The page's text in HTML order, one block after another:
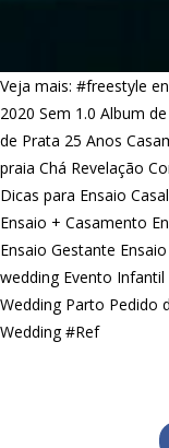
Veja mais: #freestyle
2020 Sem 1.0 Album
de Prata 25 Anos
praia Chá Revelação
Dicas para Ensaio Casal
Ensaio + Casamento
Ensaio Gestante
wedding Evento Infantil
Wedding Parto Pedido
Wedding #Ref